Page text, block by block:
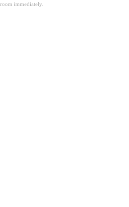
room immediately.